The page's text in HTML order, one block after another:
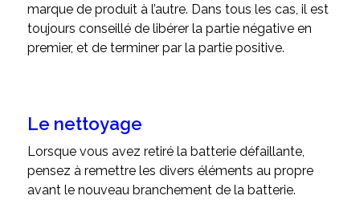
marque de produit à l’autre. Dans tous les cas, il est
toujours conseillé de libérer la partie négative en
premier, et de terminer par la partie positive.
Le nettoyage
Lorsque vous avez retiré la batterie défaillante,
pensez à remettre les divers éléments au propre
avant le nouveau branchement de la batterie.